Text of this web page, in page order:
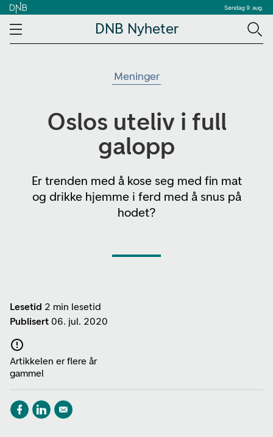
Søndag 9. aug.
DNB Nyheter
Meninger
Oslos uteliv i full
galopp
Er trenden med å kose seg med fin mat
og drikke hjemme i ferd med å snus på
hodet?
Lesetid 2 min lesetid
Publisert 06. jul. 2020
Artikkelen er flere år
gammel